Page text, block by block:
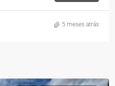
5 meses atrás